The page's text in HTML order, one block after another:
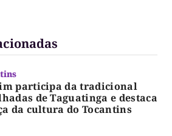
participa da tradicional
de Taguatinga e destaca
da cultura do Tocantins